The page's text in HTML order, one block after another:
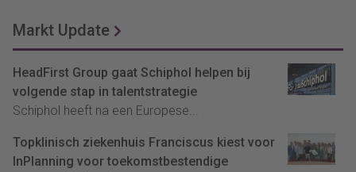
Markt Update
HeadFirst Group gaat Schiphol helpen bij
volgende stap in talentstrategie
Schiphol heeft na een Europese...
Topklinisch ziekenhuis Franciscus kiest voor
InPlanning voor toekomstbestendige